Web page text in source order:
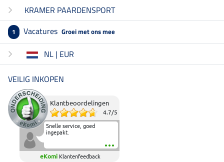
KRAMER PAARDENSPORT
1 Vacatures Groei met ons mee
NL | EUR
VEILIG INKOPEN
Klantbeoordelingen
4.7/5
Snelle service, goed
ingepakt.
eKomi Klantenfeedback